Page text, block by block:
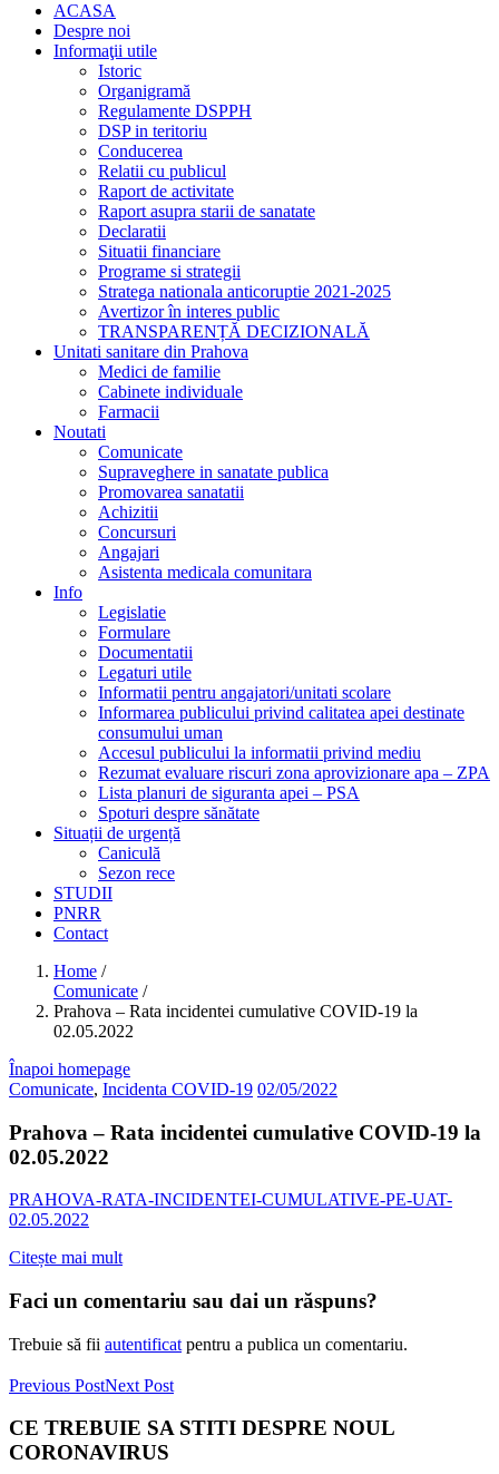
ACASA
Despre noi
Informaţii utile
Istoric
Organigramă
Regulamente DSPPH
DSP in teritoriu
Conducerea
Relatii cu publicul
Raport de activitate
Raport asupra starii de sanatate
Declaratii
Situatii financiare
Programe si strategii
Stratega nationala anticoruptie 2021-2025
Avertizor în interes public
TRANSPARENȚĂ DECIZIONALĂ
Unitati sanitare din Prahova
Medici de familie
Cabinete individuale
Farmacii
Noutati
Comunicate
Supraveghere in sanatate publica
Promovarea sanatatii
Achizitii
Concursuri
Angajari
Asistenta medicala comunitara
Info
Legislatie
Formulare
Documentatii
Legaturi utile
Informatii pentru angajatori/unitati scolare
Informarea publicului privind calitatea apei destinate
consumului uman
Accesul publicului la informatii privind mediu
Rezumat evaluare riscuri zona aprovizionare apa – ZPA
Lista planuri de siguranta apei – PSA
Spoturi despre sănătate
Situații de urgență
Caniculă
Sezon rece
STUDII
PNRR
Contact
Home /
Comunicate /
Prahova – Rata incidentei cumulative COVID-19 la
02.05.2022
Înapoi homepage
Comunicate, Incidenta COVID-19 02/05/2022
Prahova – Rata incidentei cumulative COVID-19 la
02.05.2022
PRAHOVA-RATA-INCIDENTEI-CUMULATIVE-PE-UAT-
02.05.2022
Citește mai mult
Faci un comentariu sau dai un răspuns?
Trebuie să fii autentificat pentru a publica un comentariu.
Previous PostNext Post
CE TREBUIE SA STITI DESPRE NOUL
CORONAVIRUS